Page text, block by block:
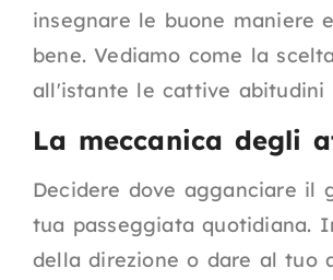
insegnare le buone maniere
bene. Vediamo come la
all'istante le cattive abitudini
La meccanica degli
Decidere dove agganciare il
tua passeggiata quotidiana.
della direzione o dare al tuo